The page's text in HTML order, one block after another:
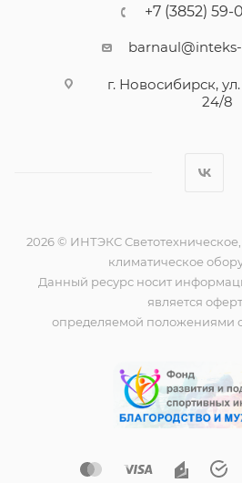
+7 (3852) 59-
г. Новосибирск,
24/8
2026 © ИНТЭКС Светотехническое,
климатическое
Данный ресурс носит
является
определяемой положениями